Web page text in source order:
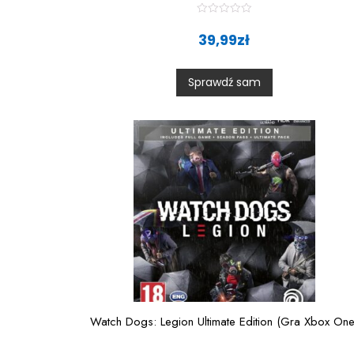
a
t
0
o
u
t
f
5
39,99zł
Sprawdź sam
Watch Dogs: Legion Ultimate Edition (Gra Xbox